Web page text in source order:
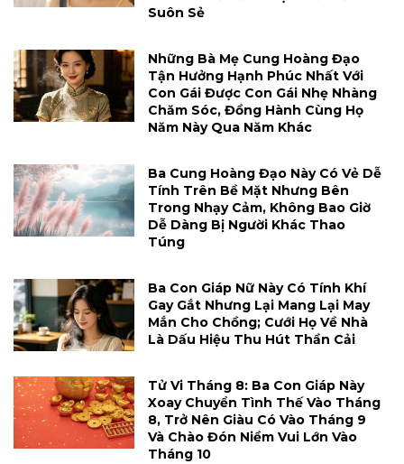
Suôn Sẻ
Những Bà Mẹ Cung Hoàng Đạo
Tận Hưởng Hạnh Phúc Nhất Với
Con Gái Được Con Gái Nhẹ Nhàng
Chăm Sóc, Đồng Hành Cùng Họ
Năm Này Qua Năm Khác
Ba Cung Hoàng Đạo Này Có Vẻ Dễ
Tính Trên Bề Mặt Nhưng Bên
Trong Nhạy Cảm, Không Bao Giờ
Dễ Dàng Bị Người Khác Thao
Túng
Ba Con Giáp Nữ Này Có Tính Khí
Gay Gắt Nhưng Lại Mang Lại May
Mắn Cho Chồng; Cưới Họ Về Nhà
Là Dấu Hiệu Thu Hút Thần Cải
Tử Vi Tháng 8: Ba Con Giáp Này
Xoay Chuyển Tình Thế Vào Tháng
8, Trở Nên Giàu Có Vào Tháng 9
Và Chào Đón Niềm Vui Lớn Vào
Tháng 10